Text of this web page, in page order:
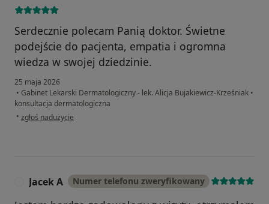
Serdecznie polecam Panią doktor. Świetne
podejście do pacjenta, empatia i ogromna
wiedza w swojej dziedzinie.
25 maja 2026
• Gabinet Lekarski Dermatologiczny - lek. Alicja Bujakiewicz-Krześniak •
konsultacja dermatologiczna
• w opinii użytkownika Martyna
zgłoś nadużycie
Jacek A Numer telefonu zweryfikowany